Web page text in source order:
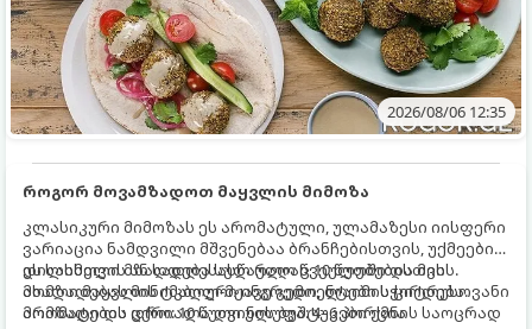
2026/08/06 12:35
როგორ მოვამზადოთ მაყვლის მიმოზა
კლასიკური მიმოზას ეს არომატული, ულამაზესი იისფერი
ვარიაცია ნამდვილი მშვენებაა ბრანჩებისთვის, უქმეების
დილისთვის ან სადღესასწაულო წვეულებებისთვის.
ახალი მაყვლის ტკბილ-მჟავე გემო, ლაიმის ციტრუსოვანი
არომატი და ცქრიალა ღვინის ბუშტუკები ქმნის საოცრად
ეს სასმელი მზადდება სულ რაღაც 10 წუთში და მის
მომზადებას მინიმალური ინგრედიენტები სჭირდება.
მომზადების დრო: 10 წუთი ულუფა: 4–6 პორცია